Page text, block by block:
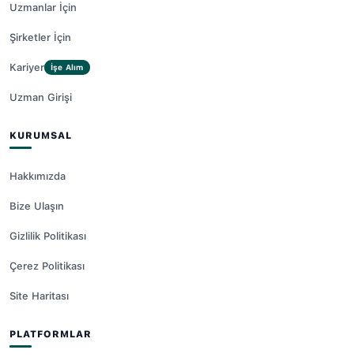
Uzmanlar İçin
Şirketler İçin
Kariyer İşe Alım
Uzman Girişi
KURUMSAL
Hakkımızda
Bize Ulaşın
Gizlilik Politikası
Çerez Politikası
Site Haritası
PLATFORMLAR